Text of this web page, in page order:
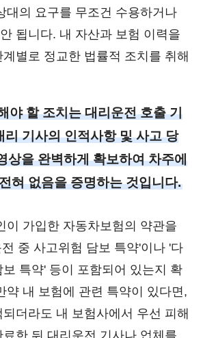
대의 요구를 무조건 수용하거나
됩니다. 내 자산과 보험 이력을
별로 정교한 법률적 조치를 취해
야 할 조치는 대리운전 호출 기
리 기사의 인적사항 및 사고 당
상을 완벽하게 확보하여 차주에
혀 없음을 증명하는 것입니다.
이 가입한 자동차보험의 약관을
중 사고위험 담보 특약'이나 '다
특약' 등이 포함되어 있는지 확
약 내 보험에 관련 특약이 있다면,
더라도 내 보험사에서 우선 피해
한 뒤 대리운전 기사나 업체를